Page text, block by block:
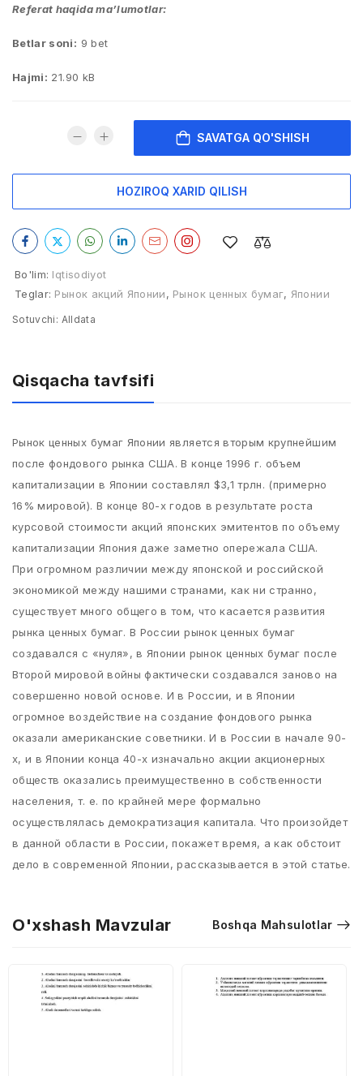
Referat haqida ma’lumotlar:
Betlar soni: 9 bet
Hajmi: 21.90 kB
SAVATGA QO'SHISH
HOZIROQ XARID QILISH
Bo'lim: Iqtisodiyot
Teglar: Рынок акций Японии, Рынок ценных бумаг, Японии
Sotuvchi: Alldata
Qisqacha tavfsifi
Рынок ценных бумаг Японии является вторым крупнейшим
после фондового рынка США. В конце 1996 г. объем
капитализации в Японии составлял $3,1 трлн. (примерно
16% мировой). В конце 80-х годов в результате роста
курсовой стоимости акций японских эмитентов по объему
капитализации Япония даже заметно опережала США.
При огромном различии между японской и российской
экономикой между нашими странами, как ни странно,
существует много общего в том, что касается развития
рынка ценных бумаг. В России рынок ценных бумаг
создавался с «нуля», в Японии рынок ценных бумаг после
Второй мировой войны фактически создавался заново на
совершенно новой основе. И в России, и в Японии
огромное воздействие на создание фондового рынка
оказали американские советники. И в России в начале 90-
х, и в Японии конца 40-х изначально акции акционерных
обществ оказались преимущественно в собственности
населения, т. е. по крайней мере формально
осуществлялась демократизация капитала. Что произойдет
в данной области в России, покажет время, а как обстоит
дело в современной Японии, рассказывается в этой статье.
O'xshash Mavzular Boshqa Mahsulotlar